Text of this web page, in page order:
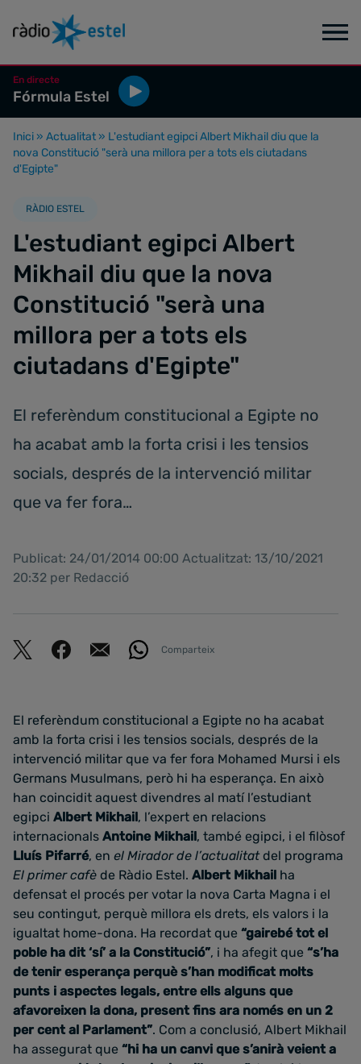
En directe
Fórmula Estel
Inici » Actualitat » L'estudiant egipci Albert Mikhail diu que la
nova Constitució "serà una millora per a tots els ciutadans
d'Egipte"
RÀDIO ESTEL
L'estudiant egipci Albert
Mikhail diu que la nova
Constitució "serà una
millora per a tots els
ciutadans d'Egipte"
El referèndum constitucional a Egipte no
ha acabat amb la forta crisi i les tensios
socials, després de la intervenció militar
que va fer fora…
Publicat: 24/01/2014 00:00 Actualitzat: 13/10/2021
20:32 per Redacció
Comparteix
El referèndum constitucional a Egipte no ha acabat
amb la forta crisi i les tensios socials, després de la
intervenció militar que va fer fora Mohamed Mursi i els
Germans Musulmans, però hi ha esperança. En això
han coincidit aquest divendres al matí l’estudiant
egipci Albert Mikhail, l’expert en relacions
internacionals Antoine Mikhail, també egipci, i el filòsof
Lluís Pifarré, en el Mirador de l’actualitat del programa
El primer cafè de Ràdio Estel. Albert Mikhail ha
defensat el procés per votar la nova Carta Magna i el
seu contingut, perquè millora els drets, els valors i la
igualtat home-dona. Ha recordat que “gairebé tot el
poble ha dit ‘sí’ a la Constitució”, i ha afegit que “s’ha
de tenir esperança perquè s’han modificat molts
punts i aspectes legals, entre ells alguns que
afavoreixen la dona, present fins ara només en un 2
per cent al Parlament”. Com a conclusió, Albert Mikhail
ha assegurat que “hi ha un canvi que s’anirà veient a